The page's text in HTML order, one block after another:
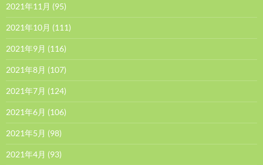
2021年11月 (95)
2021年10月 (111)
2021年9月 (116)
2021年8月 (107)
2021年7月 (124)
2021年6月 (106)
2021年5月 (98)
2021年4月 (93)